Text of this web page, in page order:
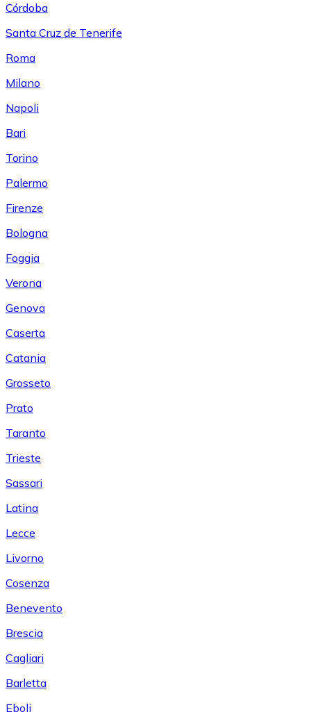
Córdoba
Santa Cruz de Tenerife
Roma
Milano
Napoli
Bari
Torino
Palermo
Firenze
Bologna
Foggia
Verona
Genova
Caserta
Catania
Grosseto
Prato
Taranto
Trieste
Sassari
Latina
Lecce
Livorno
Cosenza
Benevento
Brescia
Cagliari
Barletta
Eboli